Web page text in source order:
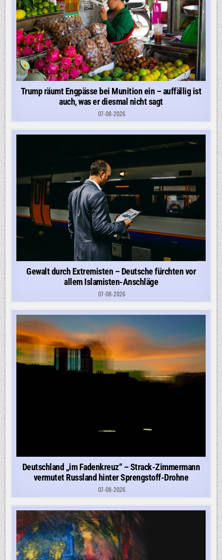
Trump räumt Engpässe bei Munition ein – auffällig ist
auch, was er diesmal nicht sagt
07-08-2026
Gewalt durch Extremisten – Deutsche fürchten vor
allem Islamisten-Anschläge
07-08-2026
Deutschland „im Fadenkreuz“ – Strack-Zimmermann
vermutet Russland hinter Sprengstoff-Drohne
07-08-2026